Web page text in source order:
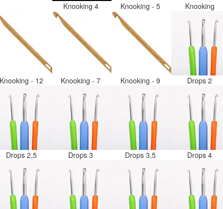
Knooking 4 Knooking - 5 Knooking
- 12 Knooking - 7 Knooking - 9 Drops 2
Drops 2,5 Drops 3 Drops 3,5 Drops 4